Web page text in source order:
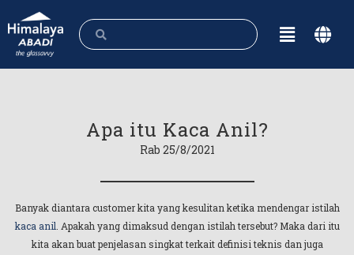
Apa itu Kaca Anil?
Rab 25/8/2021
Banyak diantara customer kita yang kesulitan ketika mendengar istilah
kaca anil . Apakah yang dimaksud dengan istilah tersebut? Maka dari itu
kita akan buat penjelasan singkat terkait definisi teknis dan juga